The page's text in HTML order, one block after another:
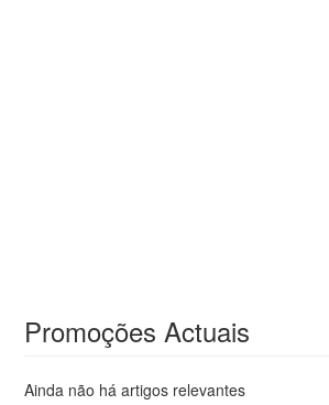
Promoções Actuais
Ainda não há artigos relevantes